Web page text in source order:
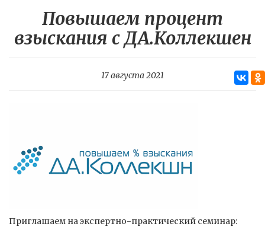
Повышаем процент
взыскания с ДА.Коллекшен
17 августа 2021
Приглашаем на экспертно-практический семинар: